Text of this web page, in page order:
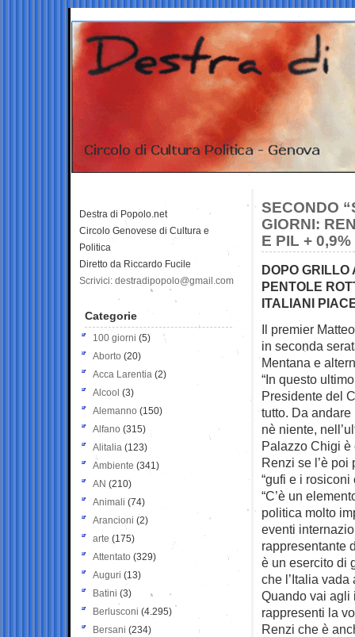
SECONDO
GIORNI:
E PIL + 0,9%
DOPO GRILLO
PENTOLE
ITALIANI
Il premier
in seconda
Mentana e
“In questo
Presidente del
tutto. Da
nè niente,
Palazzo Chigi è
Renzi se l’è poi
“gufi e i rosiconi
“C’è un
politica molto
eventi
rappresentante
è un esercito di
che l’Italia
Quando vai agli
rappresenti la
Renzi che è
Destra di Popolo.net
Circolo Genovese di Cultura e
Politica
Diretto da Riccardo Fucile
Scrivici: destradipopolo@gmail.com
Categorie
100 giorni (5)
Aborto (20)
Acca Larentia (2)
Alcool (3)
Alemanno (150)
Alfano (315)
Alitalia (123)
Ambiente (341)
AN (210)
Animali (74)
Arancioni (2)
arte (175)
Attentato (329)
Auguri (13)
Batini (3)
Berlusconi (4.295)
Bersani (234)